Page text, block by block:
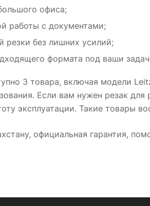
офиса;
работы с документами;
резки без лишних усилий;
формата под ваши
3 товара, включая модели
Если вам нужен резак
эксплуатации. Такие товары
официальная гарантия,